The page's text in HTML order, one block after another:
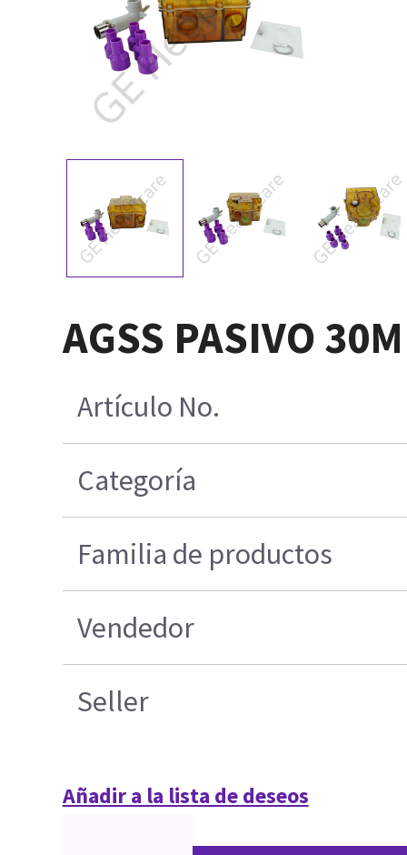
AGSS PASIVO
Artículo No.
Categoría
Familia de productos
Vendedor
Seller
Añadir a la lista de deseos